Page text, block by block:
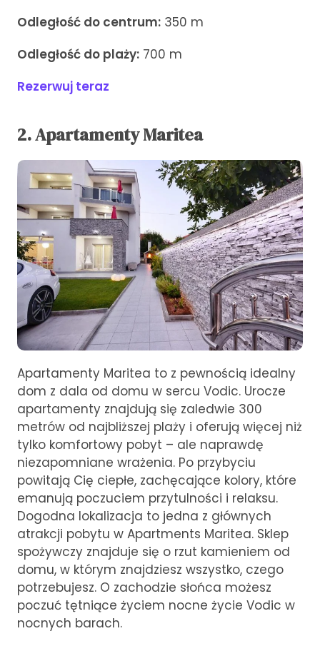
Odległość do centrum: 350 m
Odległość do plaży: 700 m
Rezerwuj teraz
2. Apartamenty Maritea
Apartamenty Maritea to z pewnością idealny
dom z dala od domu w sercu Vodic. Urocze
apartamenty znajdują się zaledwie 300
metrów od najbliższej plaży i oferują więcej niż
tylko komfortowy pobyt – ale naprawdę
niezapomniane wrażenia. Po przybyciu
powitają Cię ciepłe, zachęcające kolory, które
emanują poczuciem przytulności i relaksu.
Dogodna lokalizacja to jedna z głównych
atrakcji pobytu w Apartments Maritea. Sklep
spożywczy znajduje się o rzut kamieniem od
domu, w którym znajdziesz wszystko, czego
potrzebujesz. O zachodzie słońca możesz
poczuć tętniące życiem nocne życie Vodic w
nocnych barach.